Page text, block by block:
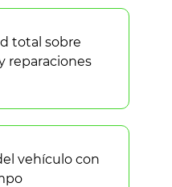
total sobre
reparaciones
vehículo con